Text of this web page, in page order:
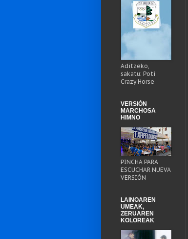
Aditzeko,
sakatu: Poti
Crazy Horse
VERSIÓN
MARCHOSA
HIMNO
PINCHA PARA
ESCUCHAR NUEVA
VERSIÓN
LAINOAREN
UMEAK,
ZERUAREN
KOLOREAK